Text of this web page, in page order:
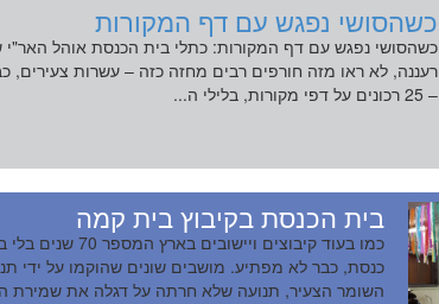
כשהסושי נפגש עם דף המקורות
כשהסושי נפגש עם דף המקורות: כתלי בית הכנסת אוהל האר"י
– 25 רכונים על דפי מקורות, בלילי ה...
בית הכנסת בקיבוץ בית קמה
כמו בעוד קיבוצים ויישובים בארץ המספר
כנסת, כבר לא מפתיע. מושבים שונים שהוקמו על ידי
השומר הצעיר, תנועה שלא חרתה על דגלה את שמירת